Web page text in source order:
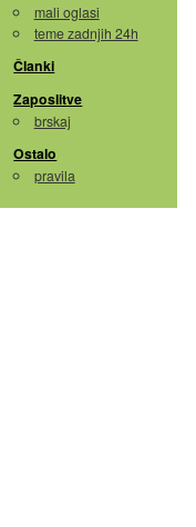
mali oglasi
teme zadnjih 24h
Članki
Zaposlitve
brskaj
Ostalo
pravila